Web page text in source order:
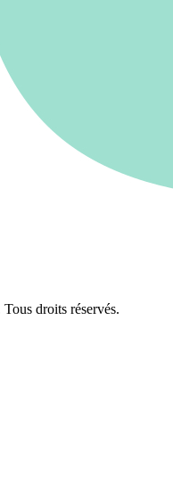
droits réservés.